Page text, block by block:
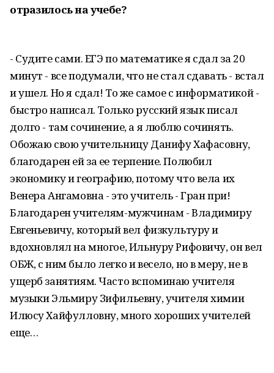
отразилось на учебе?
- Судите сами. ЕГЭ по математике я сдал за 20
минут - все подумали, что не стал сдавать - встал
и ушел. Но я сдал! То же самое с информатикой -
быстро написал. Только русский язык писал
долго - там сочинение, а я люблю сочинять.
Обожаю свою учительницу Данифу Хафасовну,
благодарен ей за ее терпение. Полюбил
экономику и географию, потому что вела их
Венера Ангамовна - это учитель - Гран при!
Благодарен учителям-мужчинам - Владимиру
Евгеньевичу, который вел физкультуру и
вдохновлял на многое, Ильнуру Рифовичу, он вел
ОБЖ, с ним было легко и весело, но в меру, не в
ущерб занятиям. Часто вспоминаю учителя
музыки Эльмиру Зифильевну, учителя химии
Илюсу Хайфулловну, много хороших учителей
еще…